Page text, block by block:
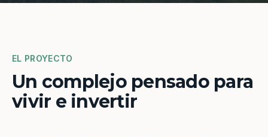
EL PROYECTO
Un complejo pensado para
vivir e invertir